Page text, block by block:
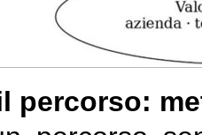
percorso: